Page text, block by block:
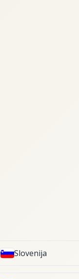
Slovenija